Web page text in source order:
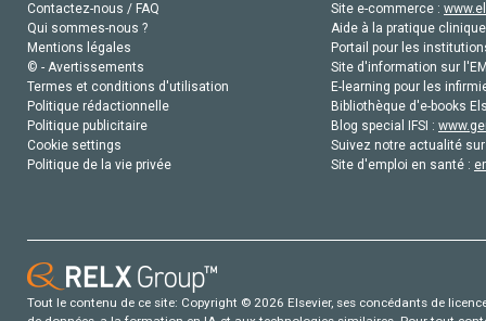
Contactez-nous / FAQ
Qui sommes-nous ?
Mentions légales
© - Avertissements
Termes et conditions d'utilisation
Politique rédactionnelle
Politique publicitaire
Cookie settings
Politique de la vie privée
Site e-commerce :
Aide à la pratique
Portail pour les
Site d'information sur
E-learning pour les
Bibliothèque d'e-books
Blog special IFSI :
Suivez notre actualité
Site d'emploi en santé :
Tout le contenu de ce site: Copyright © 2026 Elsevier, ses concédants de